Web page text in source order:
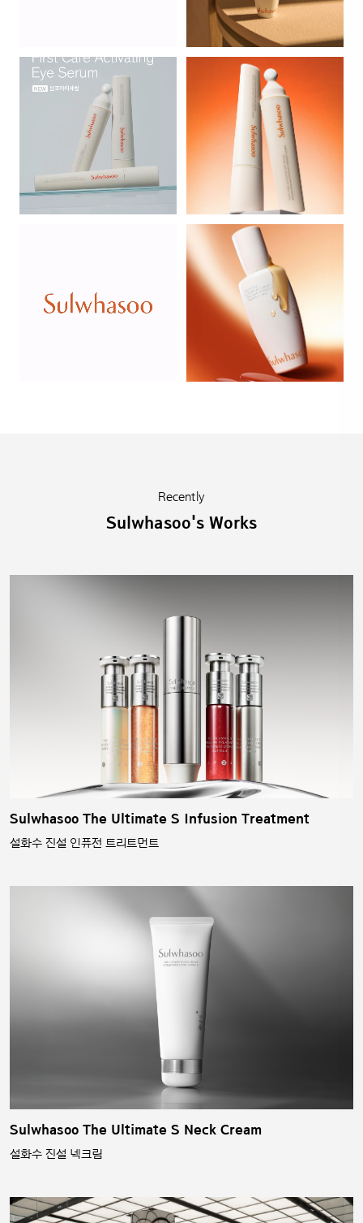
Recently
Sulwhasoo's Works
Sulwhasoo The Ultimate S Infusion Treatment
설화수 진설 인퓨전 트리트먼트
Sulwhasoo The Ultimate S Neck Cream
설화수 진설 넥크림